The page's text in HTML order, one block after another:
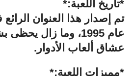
*تاريخ اللعبة:*
تم إصدار هذا العنوان
عام 1995، وما زال
عشاق ألعاب الأدوار.
*مميزات اللعبة:*